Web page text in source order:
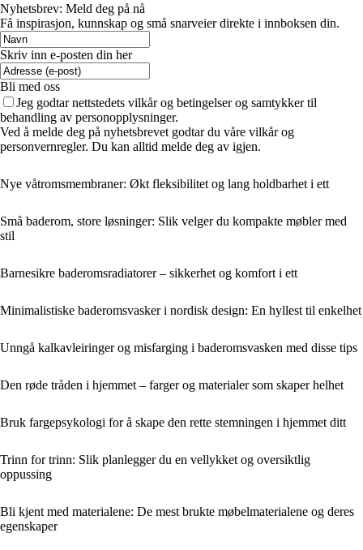
Nyhetsbrev: Meld deg på nå
Få inspirasjon, kunnskap og små snarveier direkte i innboksen din.
Skriv inn e-posten din her
Bli med oss
Jeg godtar nettstedets vilkår og betingelser og samtykker til
behandling av personopplysninger.
Ved å melde deg på nyhetsbrevet godtar du våre vilkår og
personvernregler. Du kan alltid melde deg av igjen.
Nye våtromsmembraner: Økt fleksibilitet og lang holdbarhet i ett
Små baderom, store løsninger: Slik velger du kompakte møbler med
stil
Barnesikre baderomsradiatorer – sikkerhet og komfort i ett
Minimalistiske baderomsvasker i nordisk design: En hyllest til enkelhet
Unngå kalkavleiringer og misfarging i baderomsvasken med disse tips
Den røde tråden i hjemmet – farger og materialer som skaper helhet
Bruk fargepsykologi for å skape den rette stemningen i hjemmet ditt
Trinn for trinn: Slik planlegger du en vellykket og oversiktlig
oppussing
Bli kjent med materialene: De mest brukte møbelmaterialene og deres
egenskaper